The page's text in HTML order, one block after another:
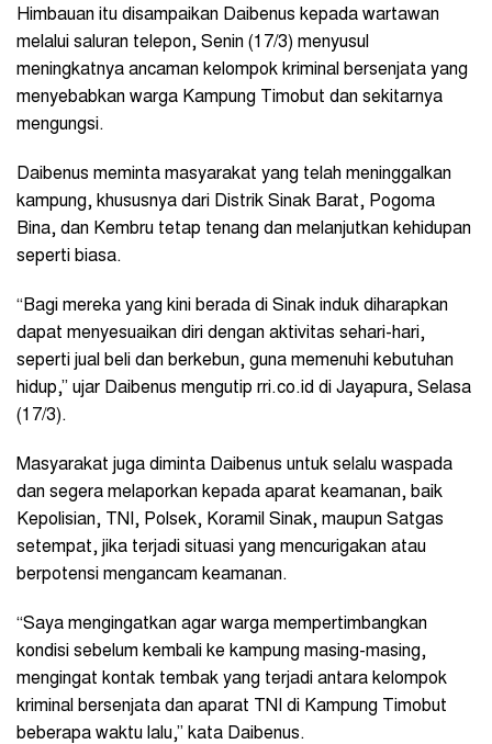
Himbauan itu disampaikan Daibenus kepada wartawan
melalui saluran telepon, Senin (17/3) menyusul
meningkatnya ancaman kelompok kriminal bersenjata yang
menyebabkan warga Kampung Timobut dan sekitarnya
mengungsi.
Daibenus meminta masyarakat yang telah meninggalkan
kampung, khususnya dari Distrik Sinak Barat, Pogoma
Bina, dan Kembru tetap tenang dan melanjutkan kehidupan
seperti biasa.
“Bagi mereka yang kini berada di Sinak induk diharapkan
dapat menyesuaikan diri dengan aktivitas sehari-hari,
seperti jual beli dan berkebun, guna memenuhi kebutuhan
hidup,” ujar Daibenus mengutip rri.co.id di Jayapura, Selasa
(17/3).
Masyarakat juga diminta Daibenus untuk selalu waspada
dan segera melaporkan kepada aparat keamanan, baik
Kepolisian, TNI, Polsek, Koramil Sinak, maupun Satgas
setempat, jika terjadi situasi yang mencurigakan atau
berpotensi mengancam keamanan.
“Saya mengingatkan agar warga mempertimbangkan
kondisi sebelum kembali ke kampung masing-masing,
mengingat kontak tembak yang terjadi antara kelompok
kriminal bersenjata dan aparat TNI di Kampung Timobut
beberapa waktu lalu,” kata Daibenus.